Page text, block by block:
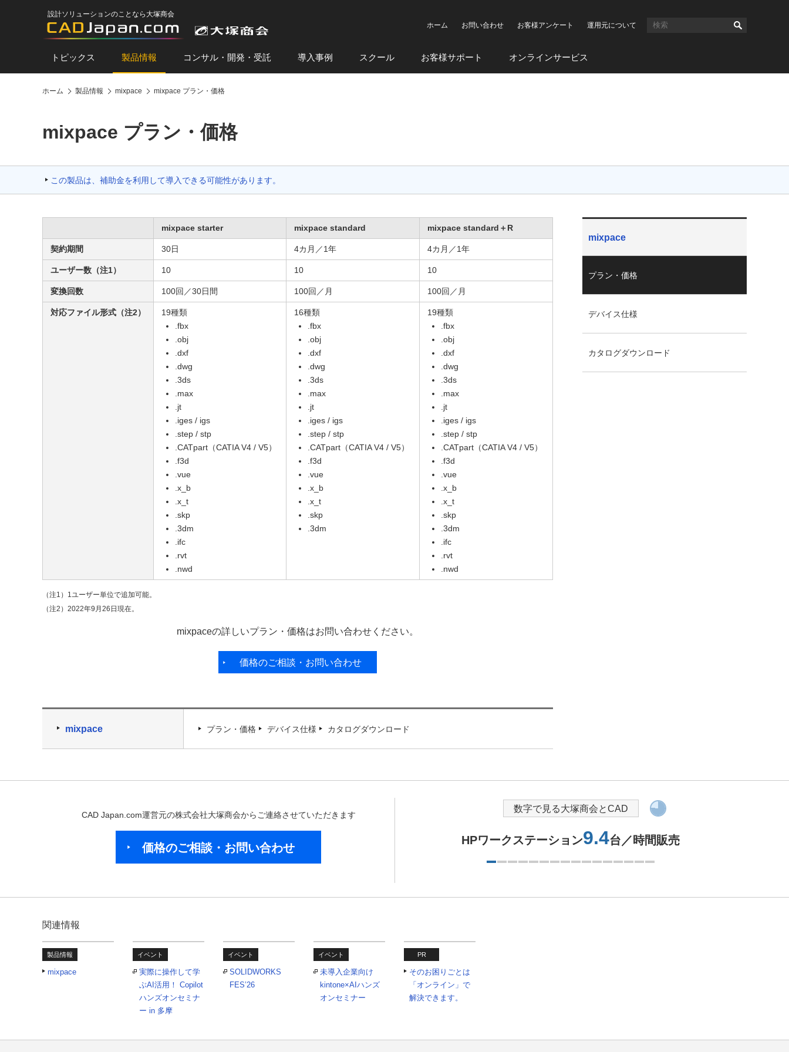
設計ソリューションのことなら大塚商会
ホーム
お問い合わせ お客様アンケート 運用元について
トピックス 製品情報 コンサル・開発・受託 導入事例 スクール お客様サポート オンラインサービス
ホーム 製品情報 mixpace mixpace プラン・価格
mixpace プラン・価格
この製品は、補助金を利用して導入できる可能性があります。
mixpace starter mixpace standard mixpace standard＋R
契約期間 30日 4カ月／1年 4カ月／1年
ユーザー数（注1） 10 10 10
変換回数 100回／30日間 100回／月 100回／月
対応ファイル形式（注2）
19種類
.fbx
.obj
.dxf
.dwg
.3ds
.max
.jt
.iges / igs
.step / stp
.CATpart（CATIA V4 / V5）
.f3d
.vue
.x_b
.x_t
.skp
.3dm
.ifc
.rvt
.nwd
16種類
.fbx
.obj
.dxf
.dwg
.3ds
.max
.jt
.iges / igs
.step / stp
.CATpart（CATIA V4 / V5）
.f3d
.vue
.x_b
.x_t
.skp
.3dm
19種類
.fbx
.obj
.dxf
.dwg
.3ds
.max
.jt
.iges / igs
.step / stp
.CATpart（CATIA V4 / V5）
.f3d
.vue
.x_b
.x_t
.skp
.3dm
.ifc
.rvt
.nwd
（注1）1ユーザー単位で追加可能。
（注2）2022年9月26日現在。
mixpaceの詳しいプラン・価格はお問い合わせください。
価格のご相談・お問い合わせ
mixpace プラン・価格 デバイス仕様 カタログダウンロード
CAD Japan.com運営元の株式会社大塚商会からご連絡させていただきます
価格のご相談・お問い合わせ
数字で見る大塚商会とCAD
HPワークステーション9.4台／時間販売
関連情報
製品情報
mixpace
イベント
実際に操作して学
ぶAI活用！ Copilot
ハンズオンセミナ
ー in 多摩
イベント
SOLIDWORKS
FES’26
イベント
未導入企業向け
kintone×AIハンズ
オンセミナー
PR
そのお困りごとは
「オンライン」で
解決できます。
mixpace
プラン・価格
デバイス仕様
カタログダウンロード